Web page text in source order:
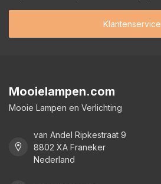
Klantenservice
Mooielampen.com
Mooie Lampen en Verlichting
van Andel Ripkestraat 9
8802 XA Franeker
Nederland